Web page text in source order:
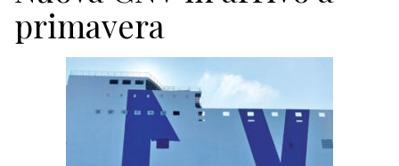
ECONOMIA
TURISMO
primavera